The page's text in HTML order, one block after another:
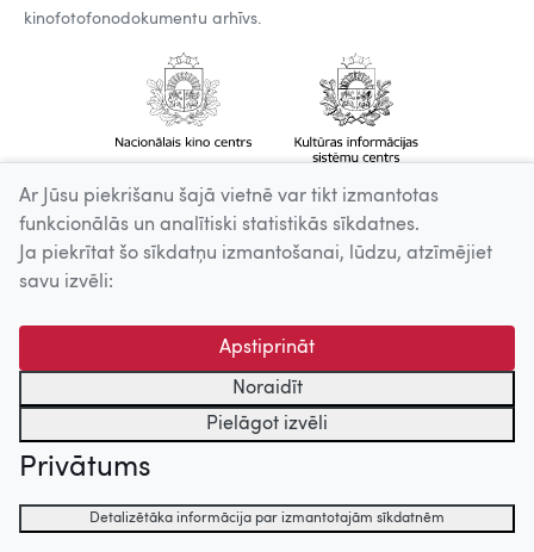
kinofotofonodokumentu arhīvs.
Ar Jūsu piekrišanu šajā vietnē var tikt izmantotas
funkcionālās un analītiski statistikās sīkdatnes.
Ja piekrītat šo sīkdatņu izmantošanai, lūdzu, atzīmējiet
savu izvēli:
Apstiprināt
Noraidīt
Pielāgot izvēli
Privātums
Detalizētāka informācija par izmantotajām sīkdatnēm